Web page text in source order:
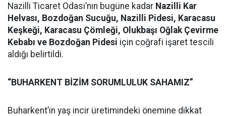
Nazilli Ticaret Odası’nın bugüne kadar Nazilli Kar
Helvası, Bozdoğan Sucuğu, Nazilli Pidesi, Karacasu
Keşkeği, Karacasu Çömleği, Olukbaşı Oğlak Çevirme
Kebabı ve Bozdoğan Pidesi için coğrafi işaret tescili
aldığı belirtildi.
“BUHARKENT BİZİM SORUMLULUK SAHAMIZ”
Buharkent’in yaş incir üretimindeki önemine dikkat